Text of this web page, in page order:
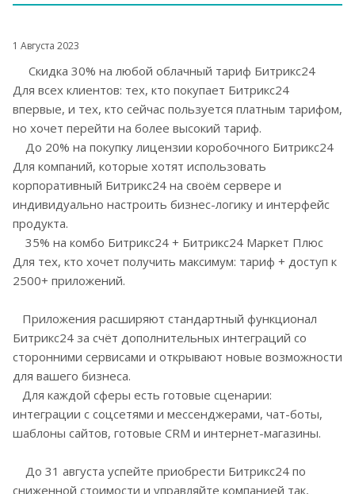
1 Августа 2023
Скидка 30% на любой облачный тариф Битрикс24
Для всех клиентов: тех, кто покупает Битрикс24
впервые, и тех, кто сейчас пользуется платным тарифом,
но хочет перейти на более высокий тариф.
До 20% на покупку лицензии коробочного Битрикс24
Для компаний, которые хотят использовать
корпоративный Битрикс24 на своём сервере и
индивидуально настроить бизнес-логику и интерфейс
продукта.
35% на комбо Битрикс24 + Битрикс24 Маркет Плюс
Для тех, кто хочет получить максимум: тариф + доступ к
2500+ приложений.
Приложения расширяют стандартный функционал
Битрикс24 за счёт дополнительных интеграций со
сторонними сервисами и открывают новые возможности
для вашего бизнеса.
Для каждой сферы есть готовые сценарии:
интеграции с соцсетями и мессенджерами, чат-боты,
шаблоны сайтов, готовые CRM и интернет-магазины.
До 31 августа успейте приобрести Битрикс24 по
сниженной стоимости и управляйте компанией так,